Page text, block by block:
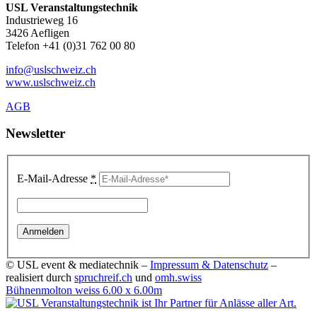
USL Veranstaltungstechnik
Industrieweg 16
3426 Aefligen
Telefon +41 (0)31 762 00 80
info@uslschweiz.ch
www.uslschweiz.ch
AGB
Newsletter
E-Mail-Adresse *
© USL event & mediatechnik – Impressum & Datenschutz –
realisiert durch spruchreif.ch und omh.swiss
Bühnenmolton weiss 6.00 x 6.00m